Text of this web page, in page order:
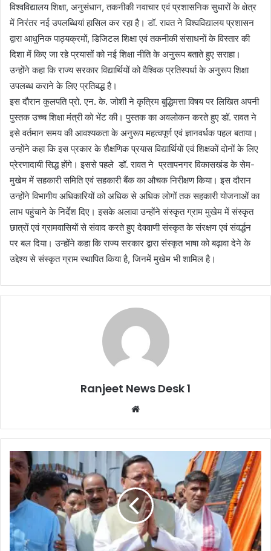
विश्वविद्यालय शिक्षा, अनुसंधान, तकनीकी नवाचार एवं प्रशासनिक सुधारों के क्षेत्र
में निरंतर नई उपलब्धियां हासिल कर रहा है। डॉ. रावत ने विश्वविद्यालय प्रशासन
द्वारा आधुनिक पाठ्यक्रमों, डिजिटल शिक्षा एवं तकनीकी संसाधनों के विस्तार की
दिशा में किए जा रहे प्रयासों को नई शिक्षा नीति के अनुरूप बताते हुए सराहा।
उन्होंने कहा कि राज्य सरकार विद्यार्थियों को वैश्विक प्रतिस्पर्धा के अनुरूप शिक्षा
उपलब्ध कराने के लिए प्रतिबद्ध है।
इस दौरान कुलपति प्रो. एन. के. जोशी ने कृत्रिम बुद्धिमत्ता विषय पर लिखित अपनी
पुस्तक उच्च शिक्षा मंत्री को भेंट की। पुस्तक का अवलोकन करते हुए डॉ. रावत ने
इसे वर्तमान समय की आवश्यकता के अनुरूप महत्वपूर्ण एवं ज्ञानवर्धक पहल बताया।
उन्होंने कहा कि इस प्रकार के शैक्षणिक प्रयास विद्यार्थियों एवं शिक्षकों दोनों के लिए
प्रेरणादायी सिद्ध होंगे। इससे पहले डॉ. रावत ने प्रतापनगर विकासखंड के सेम-
मुखेम में सहकारी समिति एवं सहकारी बैंक का औचक निरीक्षण किया। इस दौरान
उन्होंने विभागीय अधिकारियों को अधिक से अधिक लोगों तक सहकारी योजनाओं का
लाभ पहुंचाने के निर्देश दिए। इसके अलावा उन्होंने संस्कृत ग्राम मुखेम में संस्कृत
छात्रों एवं ग्रामवासियों से संवाद करते हुए देववाणी संस्कृत के संरक्षण एवं संवर्द्धन
पर बल दिया। उन्होंने कहा कि राज्य सरकार द्वारा संस्कृत भाषा को बढ़ावा देने के
उद्देश्य से संस्कृत ग्राम स्थापित किया है, जिनमें मुखेम भी शामिल है।
Ranjeet News Desk 1
te